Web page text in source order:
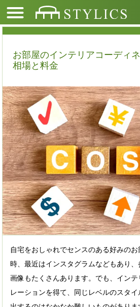
お部屋のインテリアコーディ
相場と料金
自宅をおしゃれでセンスのある好みの
時、最近はインスタグラムなどもあり
画像もたくさんあります。でも、イン
レーションを得て、同じレベルのスタ